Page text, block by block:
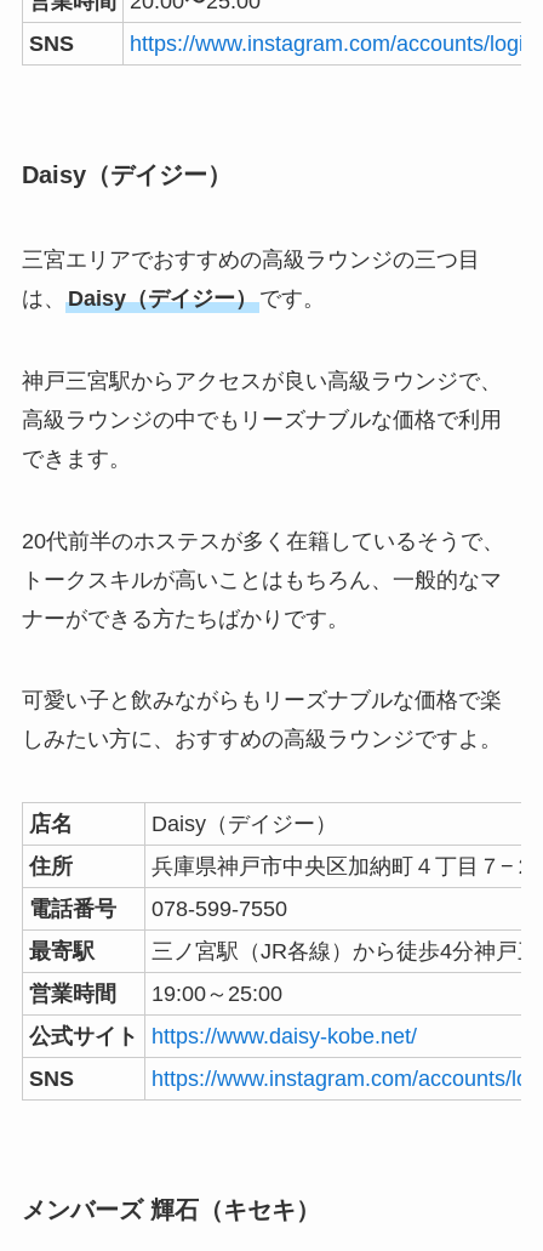
SNS
https://www.instagram.com/accounts/
Daisy（デイジー）
三宮エリアでおすすめの高級ラウンジの三つ目
は、 Daisy（デイジー）です。
神戸三宮駅からアクセスが良い高級ラウンジで、
高級ラウンジの中でもリーズナブルな価格で利用
できます。
20代前半のホステスが多く在籍しているそうで、
トークスキルが高いことはもちろん、一般的なマ
ナーができる方たちばかりです。
可愛い子と飲みながらもリーズナブルな価格で楽
しみたい方に、おすすめの高級ラウンジですよ。
店名
Daisy（デイジー）
住所
兵庫県神戸市中央区加納町４丁目７−
電話番号
078-599-7550
最寄駅
三ノ宮駅（JR各線）から徒歩4分神戸
営業時間
19:00～25:00
公式サイト
https://www.daisy-kobe.net/
SNS
https://www.instagram.com/accounts/
メンバーズ 輝石（キセキ）